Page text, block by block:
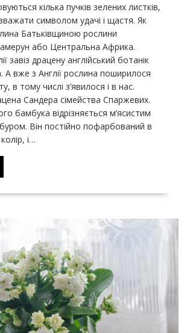
кілька пучків зелених листків,
символом удачі і щастя. Як
Батьківщиною рослини
або Центральна Африка.
завіз драцену англійський ботанік
А вже з Англії рослина поширилося
в тому числі з’явилося і в нас.
Сандера сімейства Спаржевих.
бамбука відрізняється м’ясистим
Він постійно пофарбований в
і…